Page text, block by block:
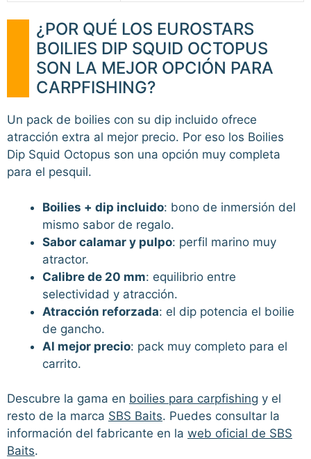
¿POR QUÉ LOS EUROSTARS
BOILIES DIP SQUID OCTOPUS
SON LA MEJOR OPCIÓN PARA
CARPFISHING?
Un pack de boilies con su dip incluido ofrece
atracción extra al mejor precio. Por eso los Boilies
Dip Squid Octopus son una opción muy completa
para el pesquil.
Boilies + dip incluido: bono de inmersión del
mismo sabor de regalo.
Sabor calamar y pulpo: perfil marino muy
atractor.
Calibre de 20 mm: equilibrio entre
selectividad y atracción.
Atracción reforzada: el dip potencia el boilie
de gancho.
Al mejor precio: pack muy completo para el
carrito.
Descubre la gama en boilies para carpfishing y el
resto de la marca SBS Baits. Puedes consultar la
información del fabricante en la web oficial de SBS
Baits.